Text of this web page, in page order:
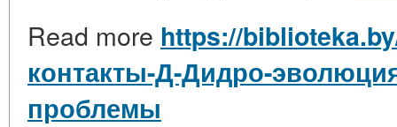
Read more https://
контакты-Д-Дидро-
проблемы